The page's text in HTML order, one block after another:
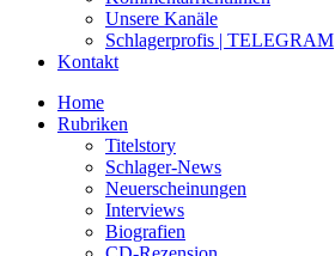
Unsere Kanäle
Schlagerprofis | TELEGRAM
Kontakt
Home
Rubriken
Titelstory
Schlager-News
Neuerscheinungen
Interviews
Biografien